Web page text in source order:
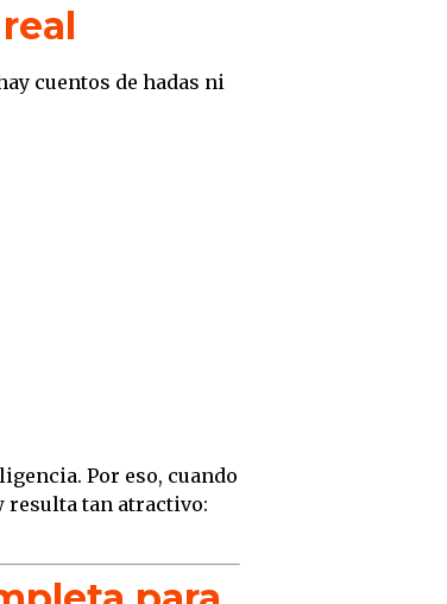
cuentos de hadas ni
Por eso, cuando
resulta tan atractivo: